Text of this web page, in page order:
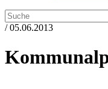
/ 05.06.2013